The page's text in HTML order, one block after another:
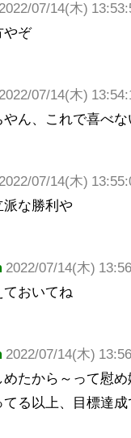
2022/07/14(木)
やぞ
2022/07/14(木)
ん、これで喜べ
2022/07/14(木)
派な勝利や
2022/07/14(木)
ておいてね
2022/07/14(木)
たから～って慰め
る以上、目標達